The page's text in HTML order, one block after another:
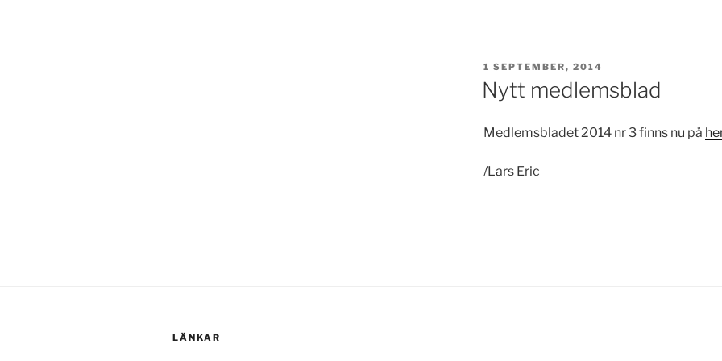
PUBLICERAT
1 SEPTEMBER, 2014
Nytt medlemsblad
Medlemsbladet 2014 nr 3 finns nu på
/Lars Eric
LÄNKAR